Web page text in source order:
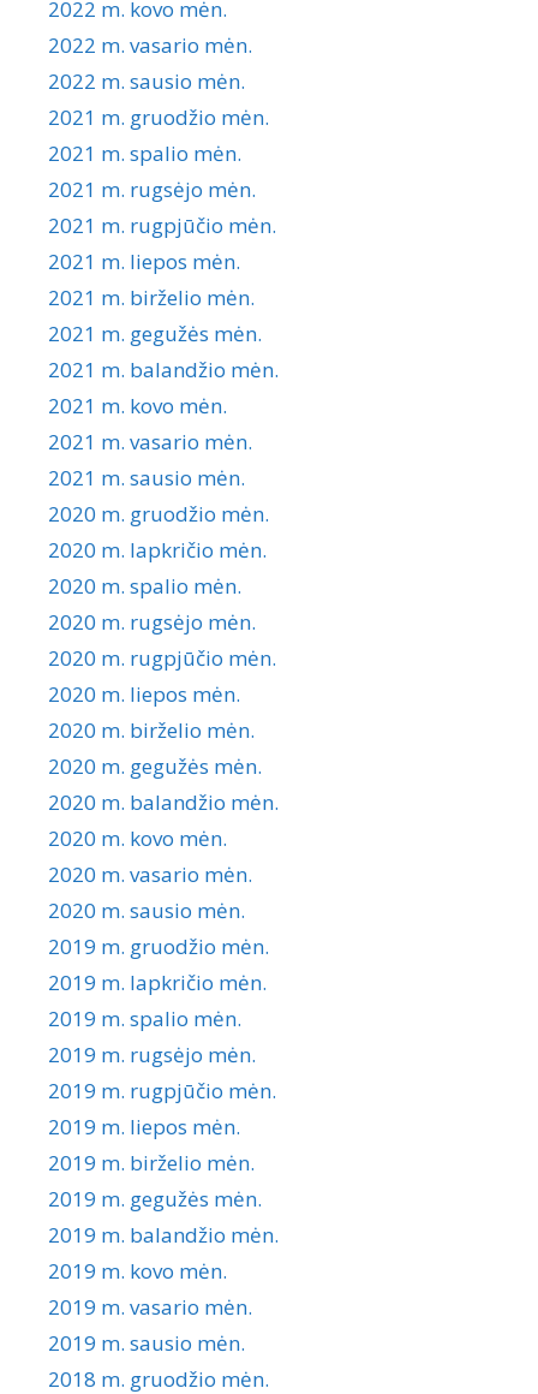
2022 m. kovo mėn.
2022 m. vasario mėn.
2022 m. sausio mėn.
2021 m. gruodžio mėn.
2021 m. spalio mėn.
2021 m. rugsėjo mėn.
2021 m. rugpjūčio mėn.
2021 m. liepos mėn.
2021 m. birželio mėn.
2021 m. gegužės mėn.
2021 m. balandžio mėn.
2021 m. kovo mėn.
2021 m. vasario mėn.
2021 m. sausio mėn.
2020 m. gruodžio mėn.
2020 m. lapkričio mėn.
2020 m. spalio mėn.
2020 m. rugsėjo mėn.
2020 m. rugpjūčio mėn.
2020 m. liepos mėn.
2020 m. birželio mėn.
2020 m. gegužės mėn.
2020 m. balandžio mėn.
2020 m. kovo mėn.
2020 m. vasario mėn.
2020 m. sausio mėn.
2019 m. gruodžio mėn.
2019 m. lapkričio mėn.
2019 m. spalio mėn.
2019 m. rugsėjo mėn.
2019 m. rugpjūčio mėn.
2019 m. liepos mėn.
2019 m. birželio mėn.
2019 m. gegužės mėn.
2019 m. balandžio mėn.
2019 m. kovo mėn.
2019 m. vasario mėn.
2019 m. sausio mėn.
2018 m. gruodžio mėn.